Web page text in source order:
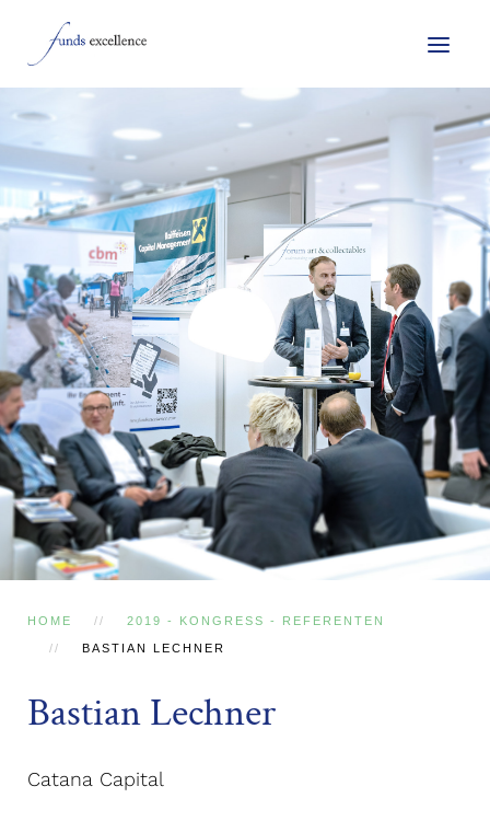
HOME 2019 - KONGRESS - REFERENTEN
BASTIAN LECHNER
Bastian Lechner
Catana Capital